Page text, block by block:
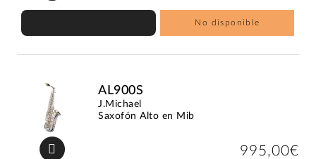
No disponible
AL900S
J.Michael
Saxofón Alto en Mib
995,00€